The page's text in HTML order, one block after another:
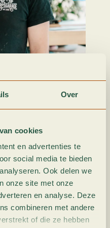
Over
cookies
en advertenties te
social media te bieden
Ook delen we
onze site met onze
en analyse. Deze
combineren met andere
of die ze hebben